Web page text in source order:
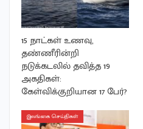
15 நாட்கள் உணவு,
தண்ணீரின்றி
நடுக்கடலில் தவித்த 19
அகதிகள்:
கேள்விக்குறியான 17 பேர்?
இலங்கை செய்திகள்